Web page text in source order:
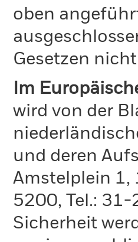
oben
Gesetzen
Im
wird von der
und deren
Amstelplein 1,
5200, Tel.:
Sicherheit